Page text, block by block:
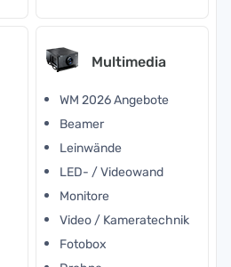
Multimedia
WM 2026 Angebote
Beamer
Leinwände
LED- / Videowand
Monitore
Video / Kameratechnik
Fotobox